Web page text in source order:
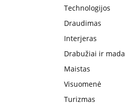
Technologijos
Draudimas
Interjeras
Drabužiai ir mada
Maistas
Visuomenė
Turizmas